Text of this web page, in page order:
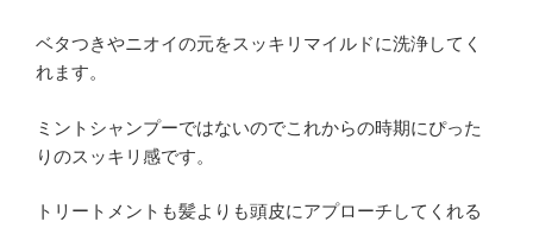
ベタつきやニオイの元をスッキリマイルドに洗浄してく
れます。
ミントシャンプーではないのでこれからの時期にぴった
りのスッキリ感です。
トリートメントも髪よりも頭皮にアプローチしてくれる